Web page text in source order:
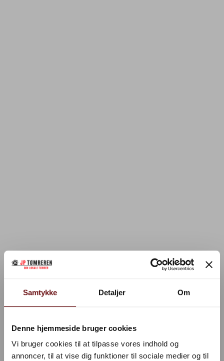
Samtykke Detaljer Om
Denne hjemmeside bruger cookies
Vi bruger cookies til at tilpasse vores indhold og
annoncer, til at vise dig funktioner til sociale medier og til